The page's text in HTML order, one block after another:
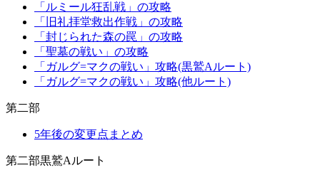
「ルミール狂乱戦」の攻略
「旧礼拝堂救出作戦」の攻略
「封じられた森の罠」の攻略
「聖墓の戦い」の攻略
「ガルグ=マクの戦い」攻略(黒鷲Aルート)
「ガルグ=マクの戦い」攻略(他ルート)
第二部
5年後の変更点まとめ
第二部黒鷲Aルート